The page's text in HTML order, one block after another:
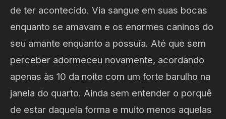
de ter acontecido. Via sangue em suas bocas
enquanto se amavam e os enormes caninos do
seu amante enquanto a possuía. Até que sem
perceber adormeceu novamente, acordando
apenas às 10 da noite com um forte barulho na
janela do quarto. Ainda sem entender o porquê
de estar daquela forma e muito menos aquelas